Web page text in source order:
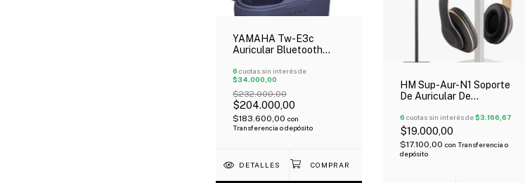
YAMAHA Tw-E3c
Auricular Bluetooth
6 cuotas sin interés de
$34.000,00
$232.000,00
$204.000,00
$183.600,00 con
Transferencia o depósito
DETALLES
HM Sup-Aur-N1 Soporte
De Auricular De
Blanco
6 cuotas sin interés de$3.166,67
$19.000,00
$17.100,00 con Transferencia o
depósito